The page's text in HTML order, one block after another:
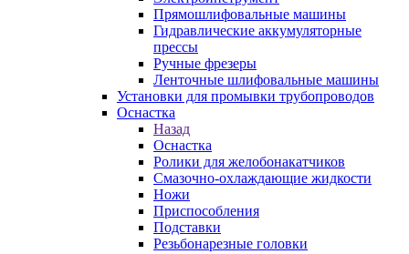
Прямошлифовальные машины
Гидравлические аккумуляторные
прессы
Ручные фрезеры
Ленточные шлифовальные машины
Установки для промывки трубопроводов
Оснастка
Назад
Оснастка
Ролики для желобонакатчиков
Смазочно-охлаждающие жидкости
Ножи
Приспособления
Подставки
Резьбонарезные головки